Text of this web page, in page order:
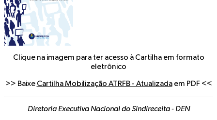
Clique na imagem para ter acesso à Cartilha em formato
eletrônico
>> Baixe Cartilha Mobilização ATRFB - Atualizadaem PDF <<
Diretoria Executiva Nacional do Sindireceita - DEN